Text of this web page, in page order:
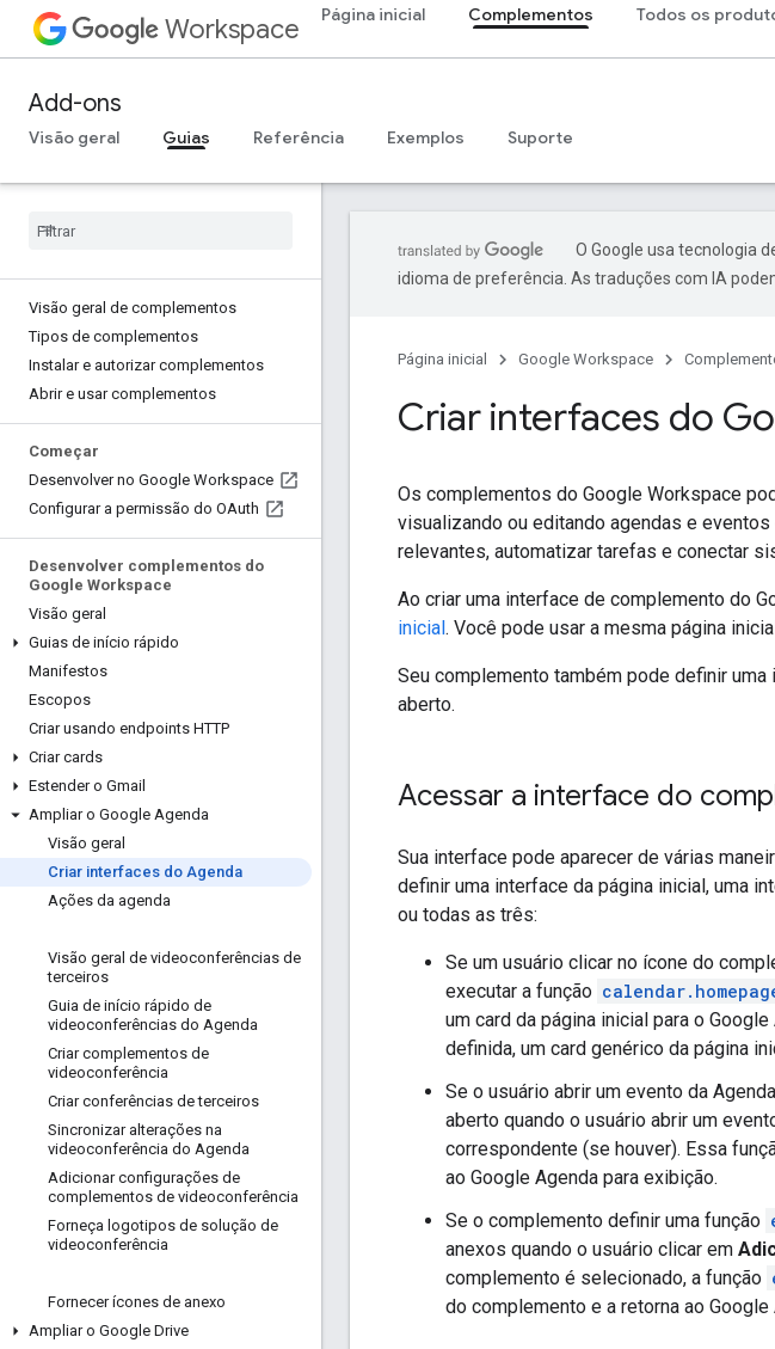
Workspace Página inicial Complementos Todos os
Add-ons
Visão geral Guias Referência Exemplos Suporte
Visão geral de complementos
Tipos de complementos
Instalar e autorizar complementos
Abrir e usar complementos
Começar
Desenvolver no Google Workspace
Configurar a permissão do OAuth
Desenvolver complementos do
Google Workspace
Visão geral
Guias de início rápido
Manifestos
Escopos
Criar usando endpoints HTTP
Criar cards
Estender o Gmail
Ampliar o Google Agenda
Visão geral
Criar interfaces do Agenda
Ações da agenda
Visão geral de videoconferências de
terceiros
Guia de início rápido de
videoconferências do Agenda
Criar complementos de
videoconferência
Criar conferências de terceiros
Sincronizar alterações na
videoconferência do Agenda
Adicionar configurações de
complementos de videoconferência
Forneça logotipos de solução de
videoconferência
Fornecer ícones de anexo
Ampliar o Google Drive
O Google usa tecnologia
idioma de preferência. As traduções com IA
Página inicial Google Workspace
Criar interfaces do
Os complementos do Google Workspace
visualizando ou editando agendas e
relevantes, automatizar tarefas e conectar
Ao criar uma interface de complemento do
inicial. Você pode usar a mesma página
Seu complemento também pode definir
aberto.
Acessar a interface do
Sua interface pode aparecer de várias
definir uma interface da página inicial, uma
ou todas as três:
Se um usuário clicar no ícone do
executar a função
um card da página inicial para o
definida, um card genérico da página
Se o usuário abrir um evento da
aberto quando o usuário abrir um
correspondente (se houver). Essa
ao Google Agenda para exibição.
Se o complemento definir uma função
anexos quando o usuário clicar em
complemento é selecionado, a função
do complemento e a retorna ao Google